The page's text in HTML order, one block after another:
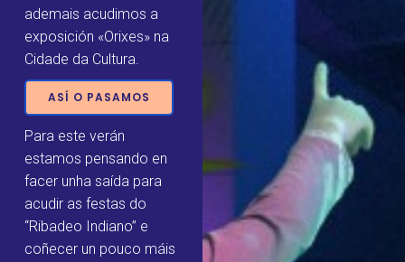
ademais acudimos a
exposición «Orixes» na
Cidade da Cultura.
ASÍ O PASAMOS
Para este verán
estamos pensando en
facer unha saída para
acudir as festas do
“Ribadeo Indiano” e
coñecer un pouco máis